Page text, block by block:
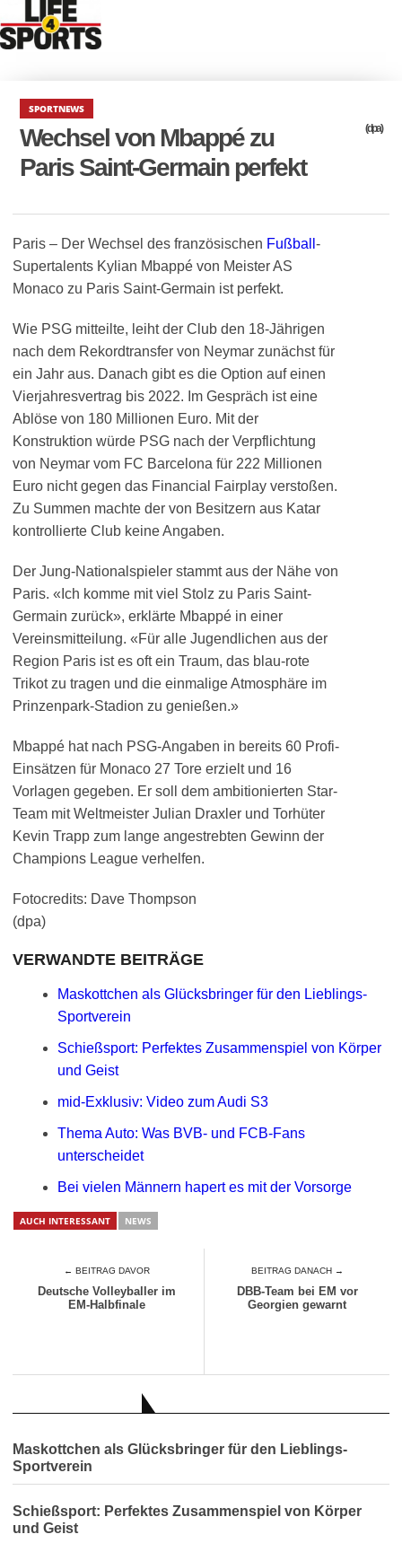
SPORTNEWS
Wechsel von Mbappé zu
Paris Saint-Germain perfekt
(dpa)
Paris – Der Wechsel des französischen Fußball -
Supertalents Kylian Mbappé von Meister AS
Monaco zu Paris Saint-Germain ist perfekt.
Wie PSG mitteilte, leiht der Club den 18-Jährigen
nach dem Rekordtransfer von Neymar zunächst für
ein Jahr aus. Danach gibt es die Option auf einen
Vierjahresvertrag bis 2022. Im Gespräch ist eine
Ablöse von 180 Millionen Euro. Mit der
Konstruktion würde PSG nach der Verpflichtung
von Neymar vom FC Barcelona für 222 Millionen
Euro nicht gegen das Financial Fairplay verstoßen.
Zu Summen machte der von Besitzern aus Katar
kontrollierte Club keine Angaben.
Der Jung-Nationalspieler stammt aus der Nähe von
Paris. «Ich komme mit viel Stolz zu Paris Saint-
Germain zurück», erklärte Mbappé in einer
Vereinsmitteilung. «Für alle Jugendlichen aus der
Region Paris ist es oft ein Traum, das blau-rote
Trikot zu tragen und die einmalige Atmosphäre im
Prinzenpark-Stadion zu genießen.»
Mbappé hat nach PSG-Angaben in bereits 60 Profi-
Einsätzen für Monaco 27 Tore erzielt und 16
Vorlagen gegeben. Er soll dem ambitionierten Star-
Team mit Weltmeister Julian Draxler und Torhüter
Kevin Trapp zum lange angestrebten Gewinn der
Champions League verhelfen.
Fotocredits: Dave Thompson
(dpa)
VERWANDTE BEITRÄGE
Maskottchen als Glücksbringer für den Lieblings-
Sportverein
Schießsport: Perfektes Zusammenspiel von Körper
und Geist
mid-Exklusiv: Video zum Audi S3
Thema Auto: Was BVB- und FCB-Fans
unterscheidet
Bei vielen Männern hapert es mit der Vorsorge
AUCH INTERESSANT NEWS
← BEITRAG DAVOR
Deutsche Volleyballer im
EM-Halbfinale
BEITRAG DANACH →
DBB-Team bei EM vor
Georgien gewarnt
Maskottchen als Glücksbringer für den Lieblings-
Sportverein
Schießsport: Perfektes Zusammenspiel von Körper
und Geist